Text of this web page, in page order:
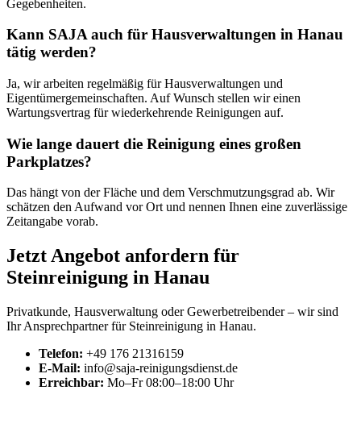
Gegebenheiten.
Kann SAJA auch für Hausverwaltungen in Hanau
tätig werden?
Ja, wir arbeiten regelmäßig für Hausverwaltungen und
Eigentümergemeinschaften. Auf Wunsch stellen wir einen
Wartungsvertrag für wiederkehrende Reinigungen auf.
Wie lange dauert die Reinigung eines großen
Parkplatzes?
Das hängt von der Fläche und dem Verschmutzungsgrad ab. Wir
schätzen den Aufwand vor Ort und nennen Ihnen eine zuverlässige
Zeitangabe vorab.
Jetzt Angebot anfordern für
Steinreinigung in Hanau
Privatkunde, Hausverwaltung oder Gewerbetreibender – wir sind
Ihr Ansprechpartner für Steinreinigung in Hanau.
Telefon: +49 176 21316159
E-Mail: info@saja-reinigungsdienst.de
Erreichbar: Mo–Fr 08:00–18:00 Uhr